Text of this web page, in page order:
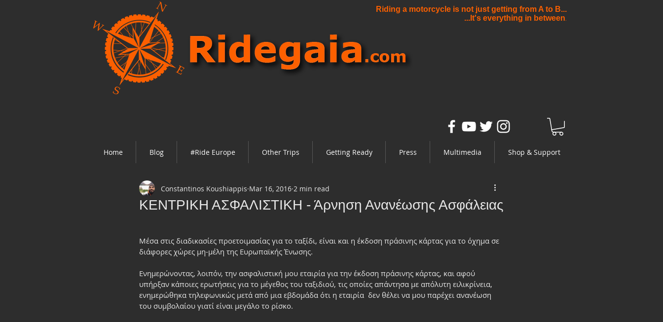
Riding a motorcycle is not just getting from A to B...
...It's everything in between.
Home Blog #Ride Europe Other Trips Getting Ready Press Multimedia Shop & Support
ΚΕΝΤΡΙΚΗ ΑΣΦΑΛΙΣΤΙΚΗ - Άρνηση Ανανέωσης Ασφάλειας
Constantinos Koushiappis Mar 16, 2016 2 min read
Μέσα στις διαδικασίες προετοιμασίας για το ταξίδι, είναι και η έκδοση πράσινης κάρτας για το όχημα σε
διάφορες χώρες μη-μέλη της Ευρωπαϊκής Ένωσης.
Ενημερώνοντας, λοιπόν, την ασφαλιστική μου εταιρία για την έκδοση πράσινης κάρτας, και αφού
υπήρξαν κάποιες ερωτήσεις για το μέγεθος του ταξιδιού, τις οποίες απάντησα με απόλυτη ειλικρίνεια,
ενημερώθηκα τηλεφωνικώς μετά από μια εβδομάδα ότι η εταιρία  δεν θέλει να μου παρέχει ανανέωση
του συμβολαίου γιατί είναι μεγάλο το ρίσκο.